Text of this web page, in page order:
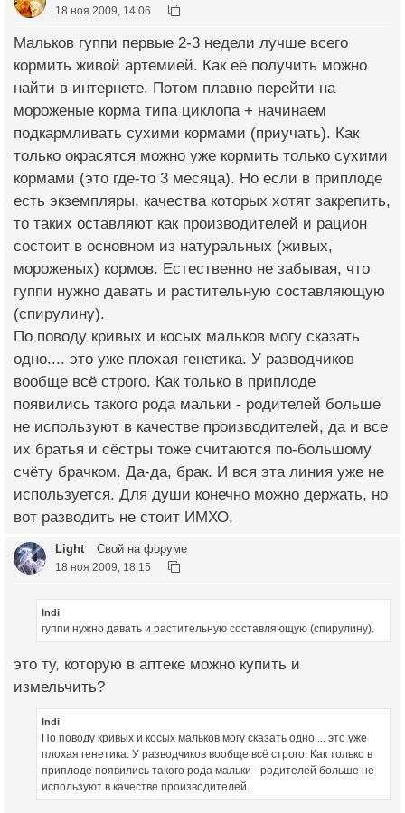
18 ноя 2009, 14:06
Мальков гуппи первые 2-3 недели лучше всего
кормить живой артемией. Как её получить можно
найти в интернете. Потом плавно перейти на
мороженые корма типа циклопа + начинаем
подкармливать сухими кормами (приучать). Как
только окрасятся можно уже кормить только сухими
кормами (это где-то 3 месяца). Но если в приплоде
есть экземпляры, качества которых хотят закрепить,
то таких оставляют как производителей и рацион
состоит в основном из натуральных (живых,
мороженых) кормов. Естественно не забывая, что
гуппи нужно давать и растительную составляющую
(спирулину).
По поводу кривых и косых мальков могу сказать
одно.... это уже плохая генетика. У разводчиков
вообще всё строго. Как только в приплоде
появились такого рода мальки - родителей больше
не используют в качестве производителей, да и все
их братья и сёстры тоже считаются по-большому
счёту брачком. Да-да, брак. И вся эта линия уже не
используется. Для души конечно можно держать, но
вот разводить не стоит ИМХО.
Light Свой на форуме
18 ноя 2009, 18:15
Indi
гуппи нужно давать и растительную составляющую (спирулину).
это ту, которую в аптеке можно купить и
измельчить?
Indi
По поводу кривых и косых мальков могу сказать одно.... это уже
плохая генетика. У разводчиков вообще всё строго. Как только в
приплоде появились такого рода мальки - родителей больше не
используют в качестве производителей.